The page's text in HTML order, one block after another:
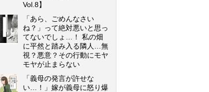
Vol.8】
「あら、ごめんなさい
ね？」って絶対悪いと思っ
てないでしょ…！ 私の畑
に平然と踏み入る隣人…無
視？悪意？その行動にモヤ
モヤが止まらない
「義母の発言が許せな
い…！」嫁が義母に怒り爆